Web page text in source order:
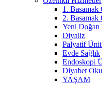
1. Basamak
2. Basamak
Yeni Doğan
Diyaliz
Palyatif
Evde Sağlık
Endoskopi
Diyabet
YAŞAM